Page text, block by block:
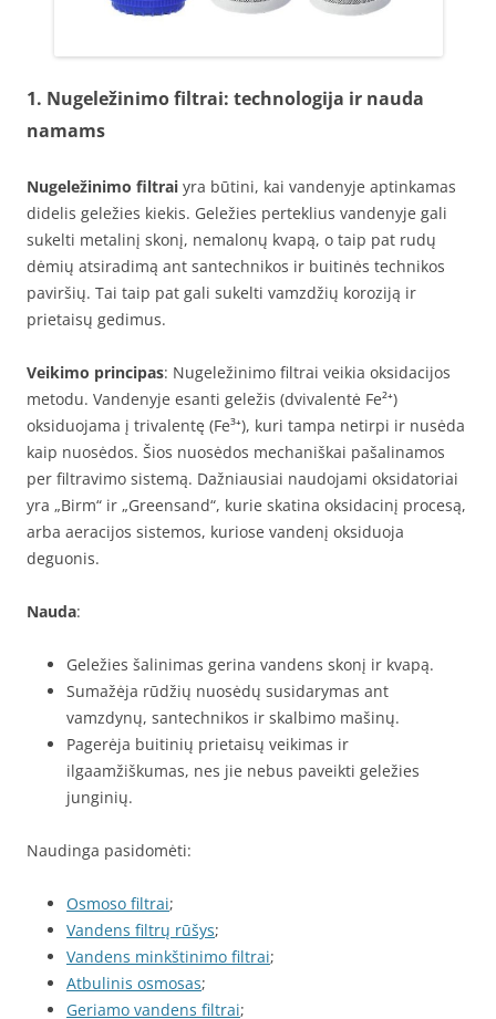
1. Nugeležinimo filtrai: technologija ir nauda
namams
Nugeležinimo filtrai yra būtini, kai vandenyje aptinkamas
didelis geležies kiekis. Geležies perteklius vandenyje gali
sukelti metalinį skonį, nemalonų kvapą, o taip pat rudų
dėmių atsiradimą ant santechnikos ir buitinės technikos
paviršių. Tai taip pat gali sukelti vamzdžių koroziją ir
prietaisų gedimus.
Veikimo principas: Nugeležinimo filtrai veikia oksidacijos
metodu. Vandenyje esanti geležis (dvivalentė Fe²⁺)
oksiduojama į trivalentę (Fe³⁺), kuri tampa netirpi ir nusėda
kaip nuosėdos. Šios nuosėdos mechaniškai pašalinamos
per filtravimo sistemą. Dažniausiai naudojami oksidatoriai
yra „Birm“ ir „Greensand“, kurie skatina oksidacinį procesą,
arba aeracijos sistemos, kuriose vandenį oksiduoja
deguonis.
Nauda:
Geležies šalinimas gerina vandens skonį ir kvapą.
Sumažėja rūdžių nuosėdų susidarymas ant
vamzdynų, santechnikos ir skalbimo mašinų.
Pagerėja buitinių prietaisų veikimas ir
ilgaamžiškumas, nes jie nebus paveikti geležies
junginių.
Naudinga pasidomėti:
Osmoso filtrai;
Vandens filtrų rūšys;
Vandens minkštinimo filtrai;
Atbulinis osmosas;
Geriamo vandens filtrai;